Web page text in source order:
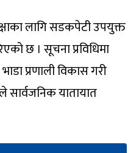
लागि सडकपेटी उपयुक्त
छ । सूचना प्रविधिमा
प्रणाली विकास गरी
सार्वजनिक यातायात